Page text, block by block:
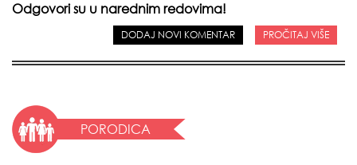
Odgovori su u narednim redovima!
DODAJ NOVI KOMENTAR PROČITAJ VIŠE
PORODICA